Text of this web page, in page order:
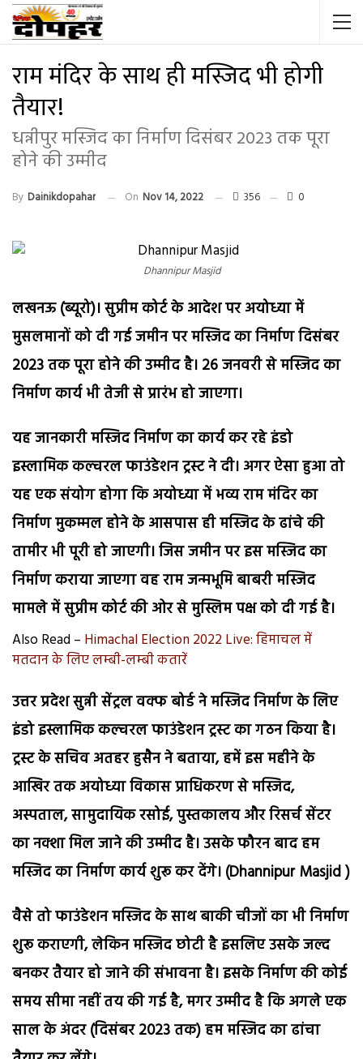
राम मंदिर के साथ ही मस्जिद भी होगी
तैयार!
धन्नीपुर मस्जिद का निर्माण दिसंबर 2023 तक पूरा
होने की उम्मीद
By Dainikdopahar On Nov 14, 2022 356 0
Dhannipur Masjid
लखनऊ (ब्यूरो)। सुप्रीम कोर्ट के आदेश पर अयोध्या में
मुसलमानों को दी गई जमीन पर मस्जिद का निर्माण दिसंबर
2023 तक पूरा होने की उम्मीद है। 26 जनवरी से मस्जिद का
निर्माण कार्य भी तेजी से प्रारंभ हो जाएगा।
यह जानकारी मस्जिद निर्माण का कार्य कर रहे इंडो
इस्लामिक कल्चरल फाउंडेशन ट्रस्ट ने दी। अगर ऐसा हुआ तो
यह एक संयोग होगा कि अयोध्या में भव्य राम मंदिर का
निर्माण मुकम्मल होने के आसपास ही मस्जिद के ढांचे की
तामीर भी पूरी हो जाएगी। जिस जमीन पर इस मस्जिद का
निर्माण कराया जाएगा वह राम जन्मभूमि बाबरी मस्जिद
मामले में सुप्रीम कोर्ट की ओर से मुस्लिम पक्ष को दी गई है।
Also Read – Himachal Election 2022 Live: हिमाचल में
मतदान के लिए लम्बी-लम्बी कतारें
उत्तर प्रदेश सुन्नी सेंट्रल वक्फ बोर्ड ने मस्जिद निर्माण के लिए
इंडो इस्लामिक कल्चरल फाउंडेशन ट्रस्ट का गठन किया है।
ट्रस्ट के सचिव अतहर हुसैन ने बताया, हमें इस महीने के
आखिर तक अयोध्या विकास प्राधिकरण से मस्जिद,
अस्पताल, सामुदायिक रसोई, पुस्तकालय और रिसर्च सेंटर
का नक्शा मिल जाने की उम्मीद है। उसके फौरन बाद हम
मस्जिद का निर्माण कार्य शुरू कर देंगे। (Dhannipur Masjid )
वैसे तो फाउंडेशन मस्जिद के साथ बाकी चीजों का भी निर्माण
शुरू कराएगी, लेकिन मस्जिद छोटी है इसलिए उसके जल्द
बनकर तैयार हो जाने की संभावना है। इसके निर्माण की कोई
समय सीमा नहीं तय की गई है, मगर उम्मीद है कि अगले एक
साल के अंदर (दिसंबर 2023 तक) हम मस्जिद का ढांचा